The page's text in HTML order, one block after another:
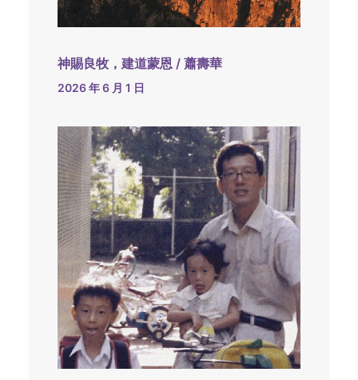
神賜良牧，建道蒙恩 / 蕭壽華
2026 年 6 月 1 日